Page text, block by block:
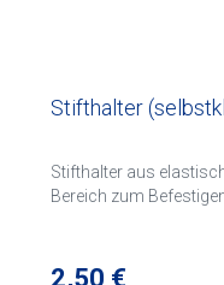
Stifthalter
Stifthalter aus
Bereich zum
Regulärer Preis:
2,50 €